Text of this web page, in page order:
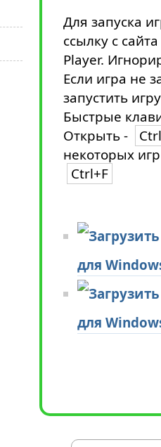
Для запуска
ссылку с
Player.
Если игра не
запустить
Быстрые
Открыть -
некоторых
Ctrl+F
для
для